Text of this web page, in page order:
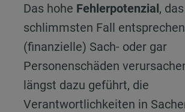
Das hohe Fehlerpotenzial,
schlimmsten Fall
(finanzielle) Sach- oder gar
Personenschäden
längst dazu geführt, die
Verantwortlichkeiten in